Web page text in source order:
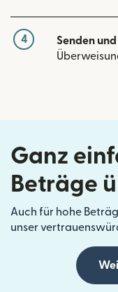
4 Senden
Ganz
Beträge
Auch für hohe
unser